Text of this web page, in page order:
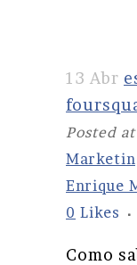
13 Abr
Posted
Enrique
0 Likes
Como